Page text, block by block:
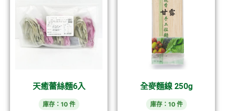
天癒蕾絲麵6入
庫存：10 件
全麥麵線 250g
庫存：10 件